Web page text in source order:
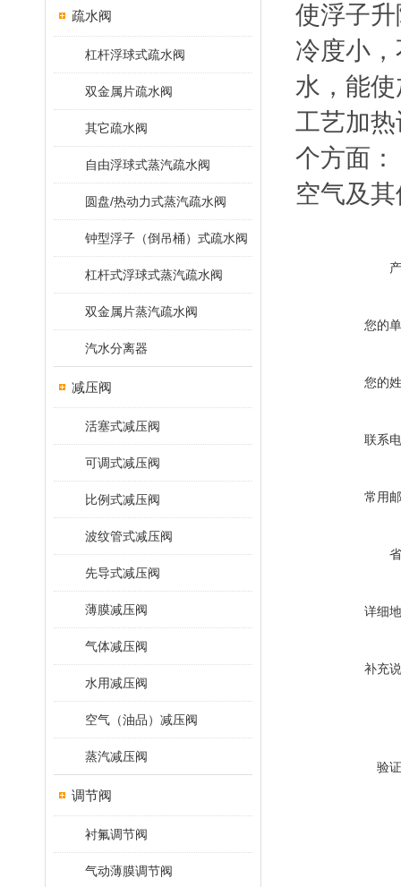
疏水阀
杠杆浮球式疏水阀
双金属片疏水阀
其它疏水阀
自由浮球式蒸汽疏水阀
圆盘/热动力式蒸汽疏水阀
钟型浮子（倒吊桶）式疏水阀
杠杆式浮球式蒸汽疏水阀
双金属片蒸汽疏水阀
汽水分离器
减压阀
活塞式减压阀
可调式减压阀
比例式减压阀
波纹管式减压阀
先导式减压阀
薄膜减压阀
气体减压阀
水用减压阀
空气（油品）减压阀
蒸汽减压阀
调节阀
衬氟调节阀
气动薄膜调节阀
使浮子
冷度小
水，能
工艺加
个方面
空气及
您的
您的
联系
常用
详细
补充
验